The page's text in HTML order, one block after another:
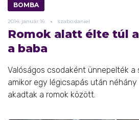
BOMBA
2014. január 16. szabo.daniel
Romok alatt élte túl
a baba
Valóságos csodaként ünnepelték a
amikor egy légicsapás után
akadtak a romok között.